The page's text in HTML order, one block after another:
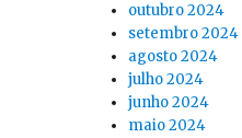
outubro 2024
setembro 2024
agosto 2024
julho 2024
junho 2024
maio 2024